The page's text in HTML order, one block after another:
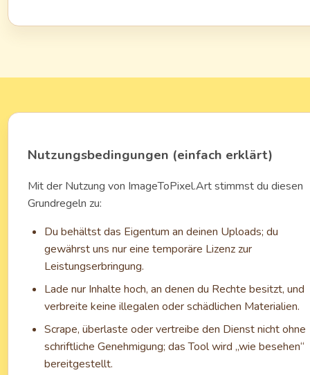
Nutzungsbedingungen (einfach erklärt)
Mit der Nutzung von ImageToPixel.Art stimmst du diesen
Grundregeln zu:
Du behältst das Eigentum an deinen Uploads; du
gewährst uns nur eine temporäre Lizenz zur
Leistungserbringung.
Lade nur Inhalte hoch, an denen du Rechte besitzt, und
verbreite keine illegalen oder schädlichen Materialien.
Scrape, überlaste oder vertreibe den Dienst nicht ohne
schriftliche Genehmigung; das Tool wird „wie besehen“
bereitgestellt.